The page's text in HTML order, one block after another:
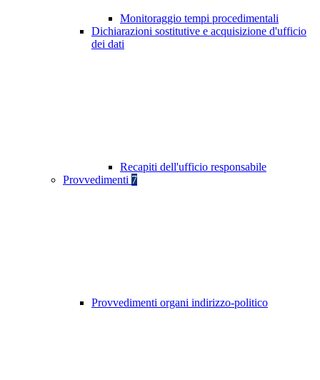
Monitoraggio tempi procedimentali
Dichiarazioni sostitutive e acquisizione d'ufficio
dei dati
Recapiti dell'ufficio responsabile
Provvedimenti 7
Provvedimenti organi indirizzo-politico